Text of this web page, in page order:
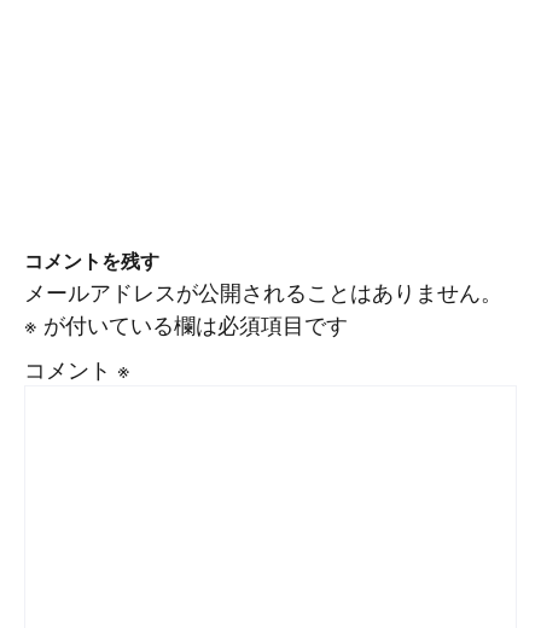
コメントを残す
メールアドレスが公開されることはありません。
※ が付いている欄は必須項目です
コメント ※